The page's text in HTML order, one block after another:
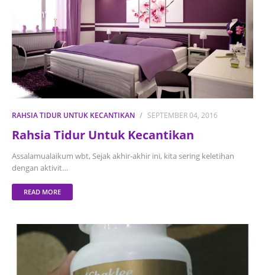
RAHSIA TIDUR UNTUK KECANTIKAN SEPTEMBER 04, 2016
Rahsia Tidur Untuk Kecantikan
Assalamualaikum wbt, Sejak akhir-akhir ini, kita sering keletihan
dengan aktivit…
READ MORE